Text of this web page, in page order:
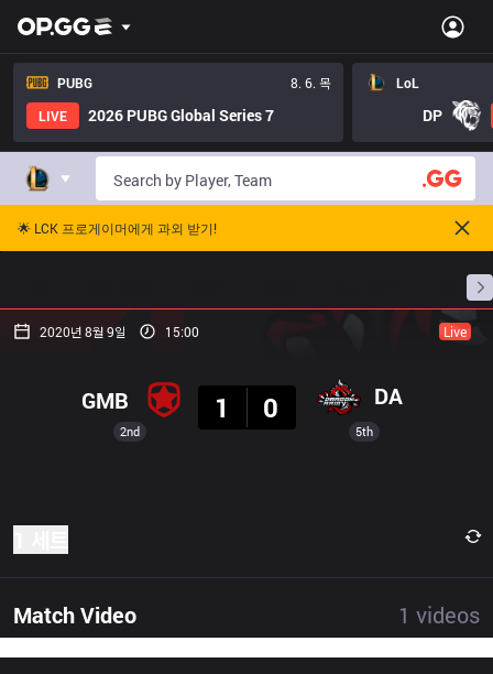
PUBG
8. 6. 목
LIVE
2026 PUBG Global Series 7
LoL
DP
🌟 LCK 프로게이머에게 과외 받기!
프로빌
2020년 8월 9일 15:00 Live
2nd
GMB
1
0 DA
5th
Match Video 1 videos